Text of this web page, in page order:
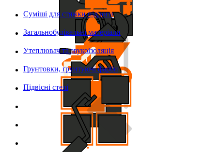
Суміші для стяжки підлоги
Загальнобудівельні матеріали
Утеплювач та звукоізоляція
Грунтовки, ґрунтуючі фарби
Підвісні стелі